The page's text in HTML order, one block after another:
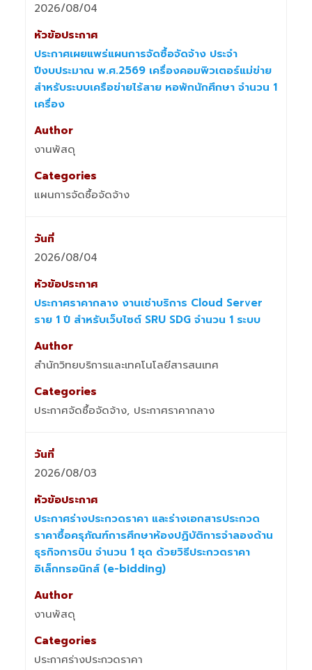
2026/08/04
ประกาศเผยแพร่แผนการจัดซื้อจัดจ้าง ประจำ
ปีงบประมาณ พ.ศ.2569 เครื่องคอมพิวเตอร์แม่ข่าย
สำหรับระบบเครือข่ายไร้สาย หอพักนักศึกษา จำนวน 1
เครื่อง
งานพัสดุ
แผนการจัดซื้อจัดจ้าง
2026/08/04
ประกาศราคากลาง งานเช่าบริการ Cloud Server
ราย 1 ปี สำหรับเว็บไซต์ SRU SDG จำนวน 1 ระบบ
สำนักวิทยบริการและเทคโนโลยีสารสนเทศ
ประกาศจัดซื้อจัดจ้าง, ประกาศราคากลาง
2026/08/03
ประกาศร่างประกวดราคา และร่างเอกสารประกวด
ราคาซื้อครุภัณฑ์การศึกษาห้องปฏิบัติการจำลองด้าน
ธุรกิจการบิน จำนวน 1 ชุด ด้วยวิธีประกวดราคา
อิเล็กทรอนิกส์ (e-bidding)
งานพัสดุ
ประกาศร่างประกวดราคา